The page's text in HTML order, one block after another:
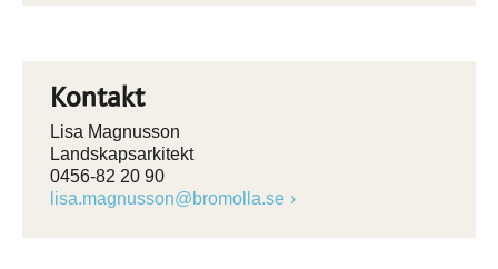
Kontakt
Lisa Magnusson
Landskapsarkitekt
0456-82 20 90
lisa.magnusson@bromolla.se